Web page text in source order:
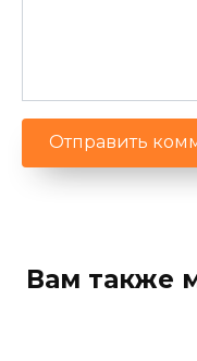
Вам также